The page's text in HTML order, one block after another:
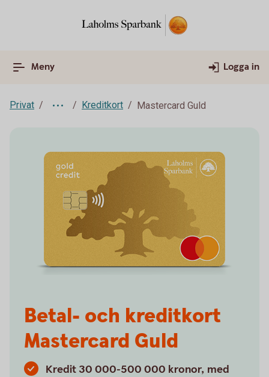
Meny Logga in
Privat Kreditkort Mastercard Guld
Betal- och kreditkort
Mastercard Guld
Kredit 30 000-500 000 kronor, med